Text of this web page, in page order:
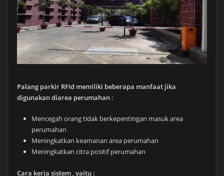
Palang parkir RFId memiliki beberapa manfaat jika
digunakan diarea perumahan:
Mencegah orang tidak berkepentingan masuk area
perumahan
Meningkatkan keamanan area perumahan
Meningkatkan citra positif perumahan
Cara kerja sistem , yaitu :